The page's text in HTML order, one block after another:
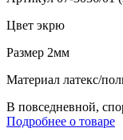
Цвет экрю
Размер 2мм
Материал латекс/
В повседневной,
Подробнее о товаре